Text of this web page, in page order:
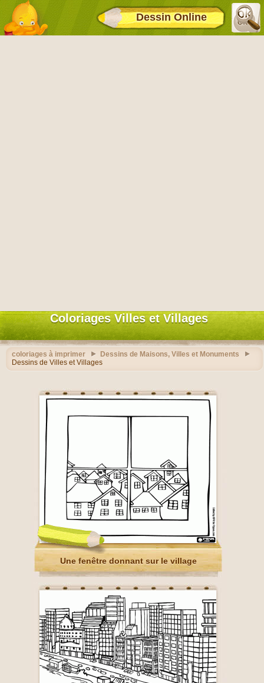
Dessin Online
Coloriages Villes et Villages
coloriages à imprimer
Dessins de Maisons, Villes et Monuments
Dessins de Villes et Villages
Une fenêtre donnant sur le village